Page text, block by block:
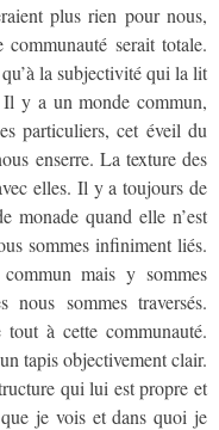
plus rien pour nous,
serait totale.
la subjectivité qui la lit
Il y a un monde commun,
particuliers, cet éveil du
enserre. La texture des
elles. Il y a toujours de
monade quand elle n’est
sommes infiniment liés.
mais y sommes
nous sommes traversés.
à cette communauté.
tapis objectivement clair.
qui lui est propre et
je vois et dans quoi je